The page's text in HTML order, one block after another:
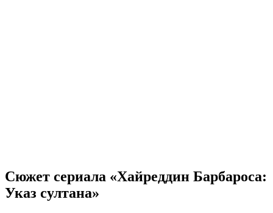
Сюжет сериала «Хайреддин Барбароса:
Указ султана»